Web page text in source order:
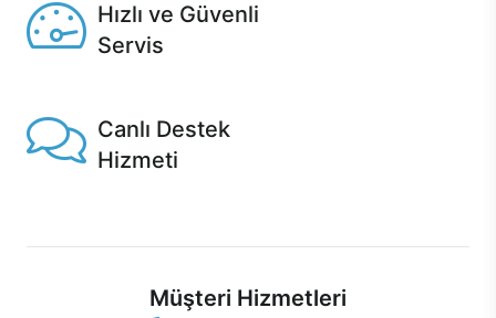
Hızlı ve Güvenli
Servis
Canlı Destek
Hizmeti
Müşteri Hizmetleri